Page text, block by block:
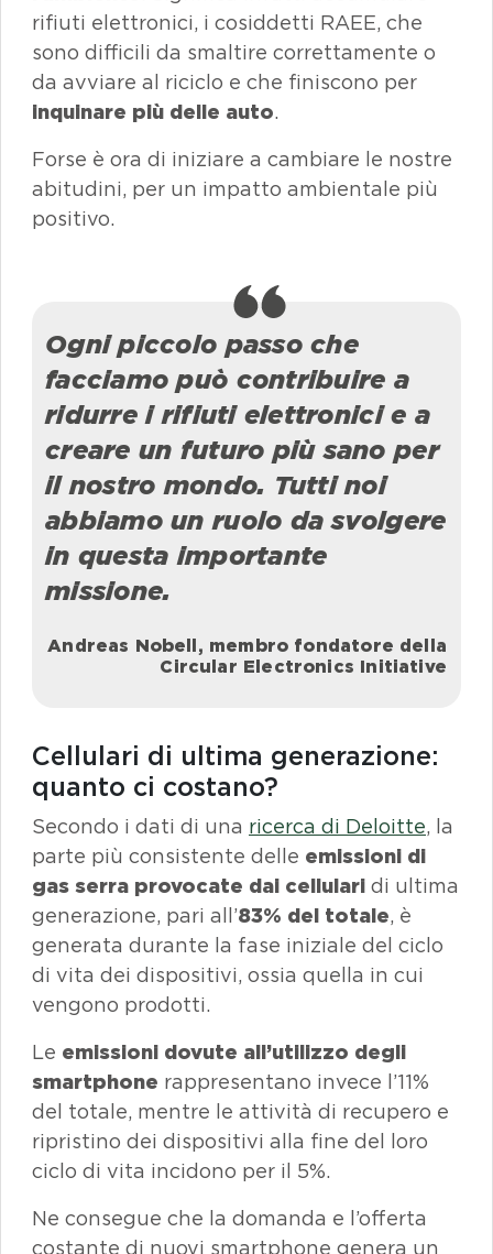
rifiuti elettronici, i cosiddetti RAEE, che
sono difficili da smaltire correttamente o
da avviare al riciclo e che finiscono per
inquinare più delle auto.
Forse è ora di iniziare a cambiare le nostre
abitudini, per un impatto ambientale più
positivo.
Ogni piccolo passo che
facciamo può contribuire a
ridurre i rifiuti elettronici e a
creare un futuro più sano per
il nostro mondo. Tutti noi
abbiamo un ruolo da svolgere
in questa importante
missione.
Andreas Nobell, membro fondatore della
Circular Electronics Initiative
Cellulari di ultima generazione:
quanto ci costano?
Secondo i dati di una ricerca di Deloitte, la
parte più consistente delle emissioni di
gas serra provocate dai cellulari di ultima
generazione, pari all’83% del totale, è
generata durante la fase iniziale del ciclo
di vita dei dispositivi, ossia quella in cui
vengono prodotti.
Le emissioni dovute all’utilizzo degli
smartphone rappresentano invece l’11%
del totale, mentre le attività di recupero e
ripristino dei dispositivi alla fine del loro
ciclo di vita incidono per il 5%.
Ne consegue che la domanda e l’offerta
costante di nuovi smartphone genera un